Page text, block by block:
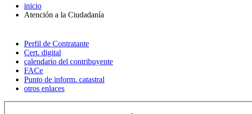
inicio
Atención a la Ciudadanía
Perfil de Contratante
Cert. digital
calendario del contribuyente
FACe
Punto de inform. catastral
otros enlaces